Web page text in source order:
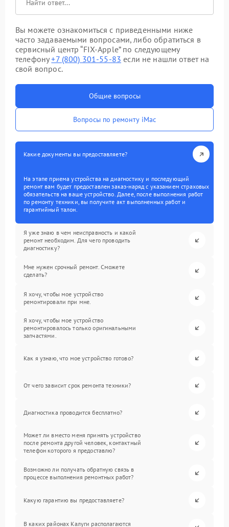
Вы можете ознакомиться с приведенными ниже
часто задаваемыми вопросами, либо обратиться в
сервисный центр “FIX-Apple” по следующему
телефону+7 (800) 301-55-83 если не нашли ответ на
свой вопрос.
Общие вопросы
Вопросы по ремонту iMac
Какие документы вы предоставляете?
На этапе приема устройства на диагностику и последующий
ремонт вам будет предоставлен заказ-наряд с указанием страховых
обязательств на ваше устройство. Далее, после выполнения работ
по ремонту техники, вы получите акт выполненных работ и
гарантийный талон.
Я уже знаю в чем неисправность и какой
ремонт необходим. Для чего проводить
диагностику?
Мне нужен срочный ремонт. Сможете
сделать?
Я хочу, чтобы мое устройство
ремонтировали при мне.
Я хочу, чтобы мое устройство
ремонтировалось только оригинальными
запчастями.
Как я узнаю, что мое устройство готово?
От чего зависит срок ремонта техники?
Диагностика проводится бесплатно?
Может ли вместо меня принять устройство
после ремонта другой человек, контактный
телефон которого я предоставлю?
Возможно ли получать обратную связь в
процессе выполнения ремонтных работ?
Какую гарантию вы предоставляете?
В каких районах Калуги располагаются